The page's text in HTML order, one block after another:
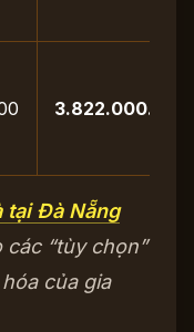
3.822.000.000
tại Đà Nẵng
“tùy chọn”
của gia